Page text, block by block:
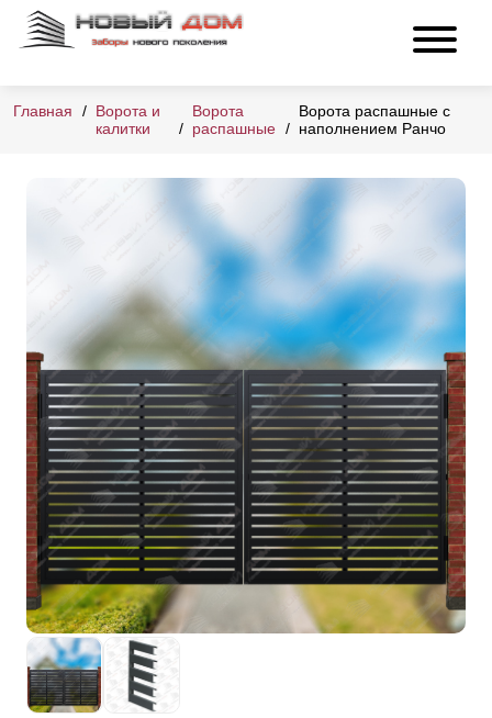
Главная
Ворота и
калитки
Ворота
распашные
Ворота распашные с
наполнением Ранчо